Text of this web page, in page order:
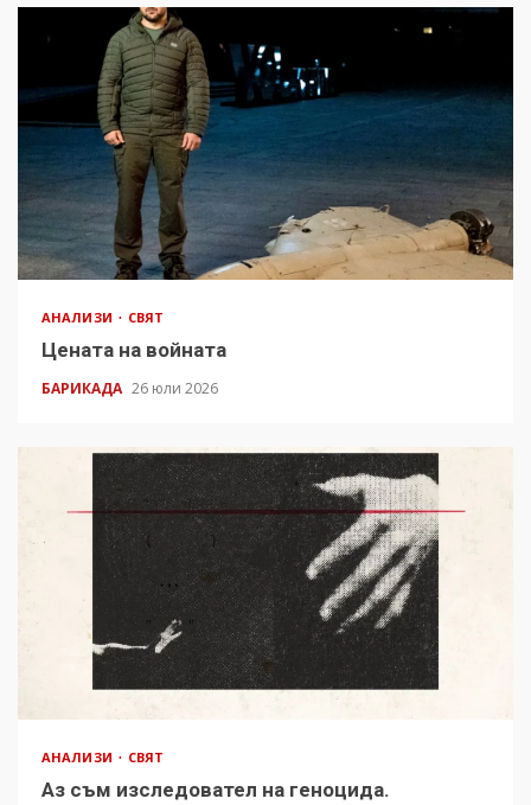
АНАЛИЗИ СВЯТ
Цената на войната
БАРИКАДА 26 юли 2026
АНАЛИЗИ СВЯТ
Аз съм изследовател на геноцида.